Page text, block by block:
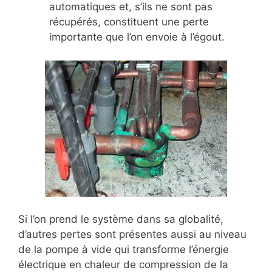
automatiques et, s’ils ne sont pas
récupérés, constituent une perte
importante que l’on envoie à l’égout.
Si l’on prend le système dans sa globalité,
d’autres pertes sont présentes aussi au niveau
de la pompe à vide qui transforme l’énergie
électrique en chaleur de compression de la